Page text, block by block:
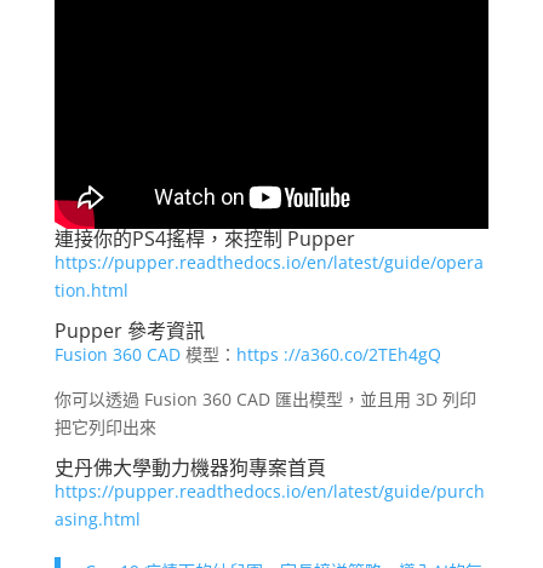
連接你的PS4搖桿，來控制 Pupper
https://pupper.readthedocs.io/en/latest/guide/opera
tion.html
Pupper 參考資訊
Fusion 360 CAD模型： https ://a360.co/2TEh4gQ
你可以透過 Fusion 360 CAD 匯出模型，並且用 3D 列印
把它列印出來
史丹佛大學動力機器狗專案首頁
https://pupper.readthedocs.io/en/latest/guide/purch
asing.html